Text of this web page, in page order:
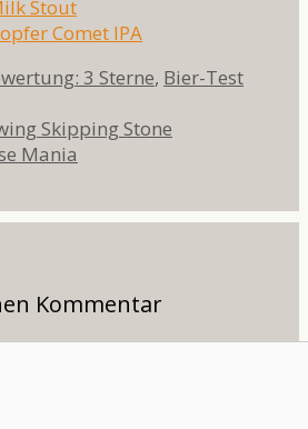
Stout
Comet IPA
3 Sterne, Bier-Test
Skipping Stone
Mania
Kommentar